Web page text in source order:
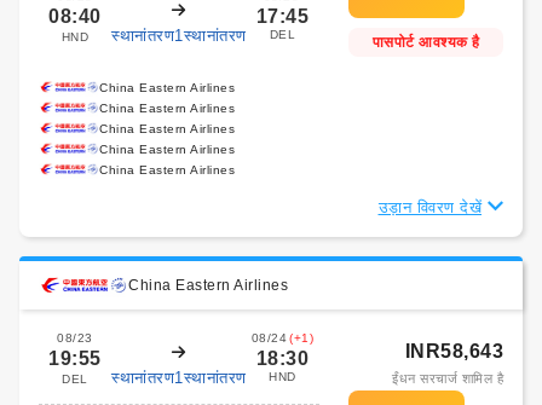
08:40
HND स्थानांतरण1स्थानांतरण
17:45
DEL पासपोर्ट आवश्यक है
China Eastern Airlines
China Eastern Airlines
China Eastern Airlines
China Eastern Airlines
China Eastern Airlines
उड़ान विवरण देखें
China Eastern Airlines
08/23
19:55
DEL स्थानांतरण1स्थानांतरण
08/24 (+1)
18:30
HND
INR58,643
ईंधन सरचार्ज शामिल है